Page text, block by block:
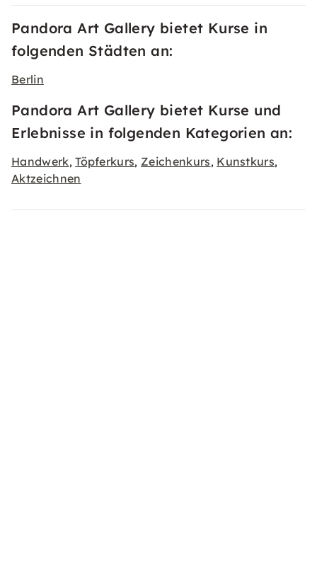
Pandora Art Gallery bietet Kurse in
folgenden Städten an:
Berlin
Pandora Art Gallery bietet Kurse und
Erlebnisse in folgenden Kategorien an:
Handwerk,Töpferkurs, Zeichenkurs, Kunstkurs,
Aktzeichnen